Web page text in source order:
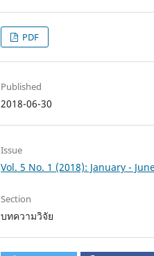
PDF
Published
2018-06-30
Issue
Vol. 5 No. 1 (2018): January -
Section
บทความวิจัย